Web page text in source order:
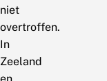
niet
overtroffen.
In
Zeeland
en